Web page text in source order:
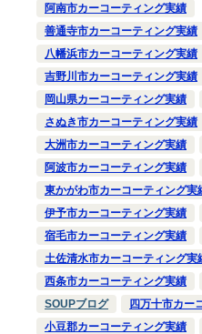
阿南市カーコーティング実績
善通寺市カーコーティング実績
八幡浜市カーコーティング実績
吉野川市カーコーティング実績
岡山県カーコーティング実績
さぬき市カーコーティング実績
大洲市カーコーティング実績
阿波市カーコーティング実績
東かがわ市カーコーティング実
伊予市カーコーティング実績
宿毛市カーコーティング実績
土佐清水市カーコーティング実
西条市カーコーティング実績
SOUPブログ
四万十市カー
小豆郡カーコーティング実績